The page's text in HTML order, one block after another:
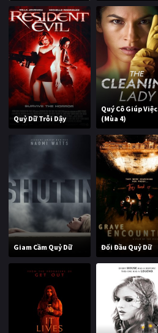
Quỷ Dữ Trỗi Dậy
Quý Cô Giúp Việc
(Mùa 4)
Giam Cầm Quỷ Dữ Đối Đầu Quỷ Dữ